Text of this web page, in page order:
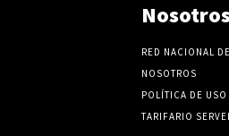
RED NACIONAL
NOSOTROS
POLÍTICA DE USO
TARIFARIO